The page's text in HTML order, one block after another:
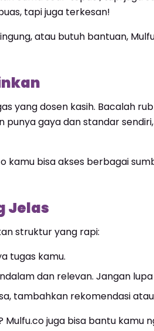
tapi juga terkesan!
atau butuh bantuan,
yang dosen kasih. Bacalah
punya gaya dan standar
kamu bisa akses berbagai
Jelas
struktur yang rapi:
tugas kamu.
dan relevan. Jangan
tambahkan rekomendasi
juga bisa bantu kamu